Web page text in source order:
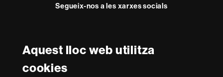
Aquest lloc web utilitza
cookies
Segueix-nos a les xarxes socials
Reconeixement internacional de l'excel·lència